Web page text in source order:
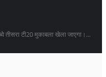
तीसरा टी20 मुकाबला खेला जाएगा।...